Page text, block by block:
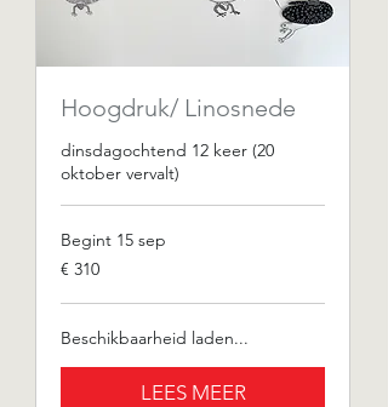
Hoogdruk/ Linosnede
dinsdagochtend 12 keer (20
oktober vervalt)
Begint 15 sep
310
euro
€ 310
Beschikbaarheid laden...
LEES MEER